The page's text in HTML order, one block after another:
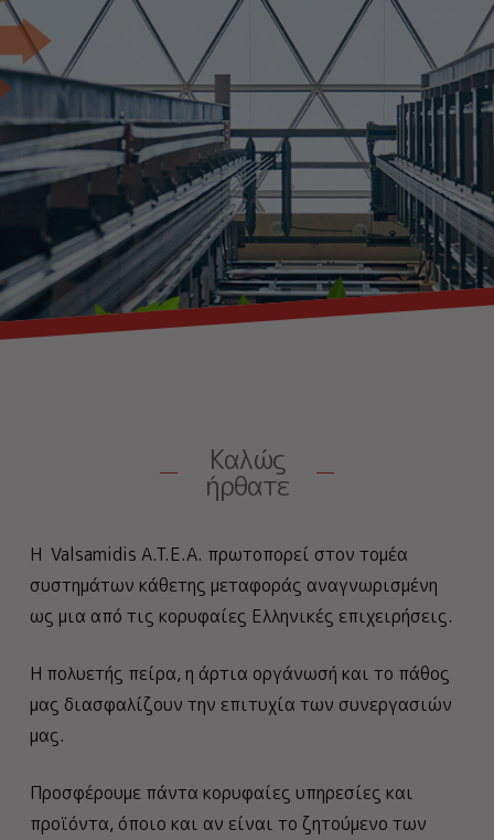
Καλώς
ήρθατε
Η Valsamidis A.T.E.A. πρωτοπορεί στον τομέα
συστημάτων κάθετης μεταφοράς αναγνωρισμένη
ως μια από τις κορυφαίες Ελληνικές επιχειρήσεις.
Η πολυετής πείρα, η άρτια οργάνωσή και το πάθος
μας διασφαλίζουν την επιτυχία των συνεργασιών
μας.
Προσφέρουμε πάντα κορυφαίες υπηρεσίες και
προϊόντα, όποιο και αν είναι το ζητούμενο των